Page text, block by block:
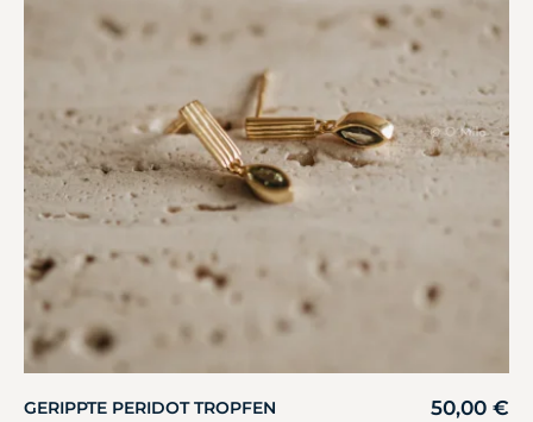
GERIPPTE PERIDOT TROPFEN 50,00 €